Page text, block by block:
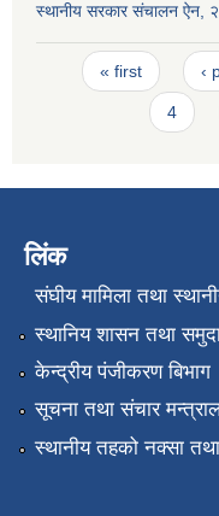
स्थानीय सरकार संचालन ऐन,
Pages
« first ‹
4
लिंक
संघीय मामिला तथा
स्थानिय शासन तथा
केन्द्रीय पंजीकरण बिभाग
सूचना तथा संचार
स्थानीय तहको नक्सा